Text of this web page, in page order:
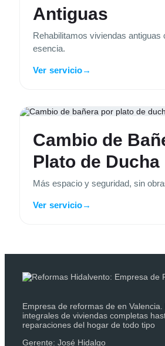
Antiguas
Rehabilitamos viviendas antiguas
esencia.
Ver servicio→
Cambio de
Plato de Ducha
Más espacio y seguridad, sin
Ver servicio→
Empresa de reformas de en
integrales de viviendas completas
reparaciones del hogar de todo tipo
Gerente: José Hidalgo